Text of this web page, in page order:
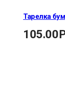
Тарелка
105.00